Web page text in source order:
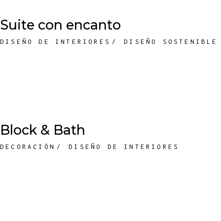
Suite con encanto
DISEÑO DE INTERIORES DISEÑO SOSTENIBLE
Block & Bath
DECORACIÓN DISEÑO DE INTERIORES